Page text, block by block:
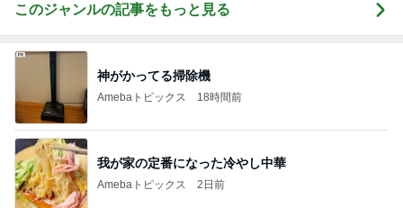
このジャンルの記事をもっと見る
神がかってる掃除機
Amebaトピックス 18時間前
我が家の定番になった冷やし中華
Amebaトピックス 2日前